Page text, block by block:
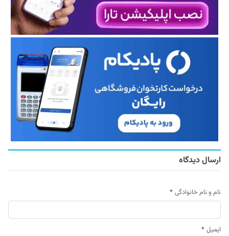
ارسال دیدگاه
نام و نام خانوادگی *
ایمیل *